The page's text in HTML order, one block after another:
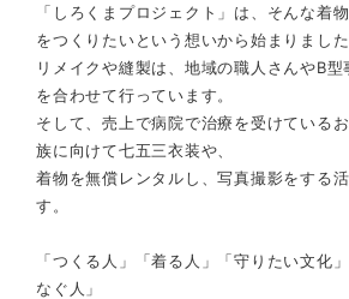
「しろくまプロジェクト」は、そんな着
をつくりたいという想いから始まりました
リメイクや縫製は、地域の職人さんやB型
を合わせて行っています。
そして、売上で病院で治療を受けている
族に向けて七五三衣装や、
着物を無償レンタルし、写真撮影をする
す。
「つくる人」「着る人」「守りたい文化
なぐ人」